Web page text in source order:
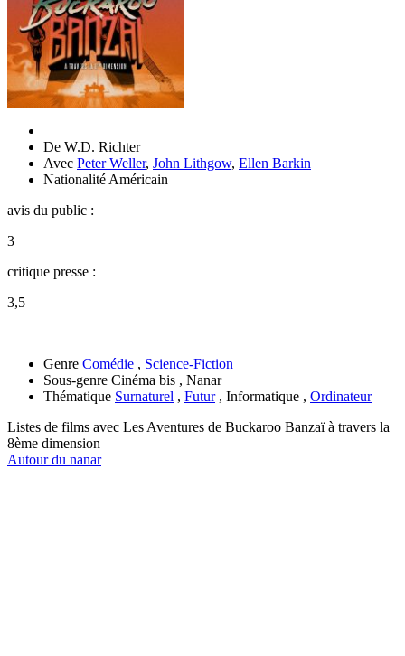
De W.D. Richter
Avec Peter Weller, John Lithgow, Ellen Barkin
Nationalité Américain
avis du public :
3
critique presse :
3,5
Genre Comédie , Science-Fiction
Sous-genre Cinéma bis , Nanar
Thématique Surnaturel , Futur, Informatique , Ordinateur
Listes de films avec Les Aventures de Buckaroo Banzaï à travers la
8ème dimension
Autour du nanar